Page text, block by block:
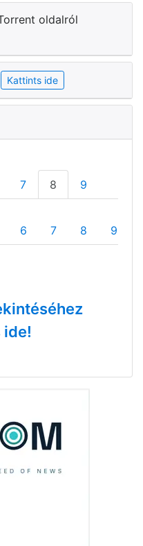
oldalról
Kattints ide
7 8
9
6 7 8 9